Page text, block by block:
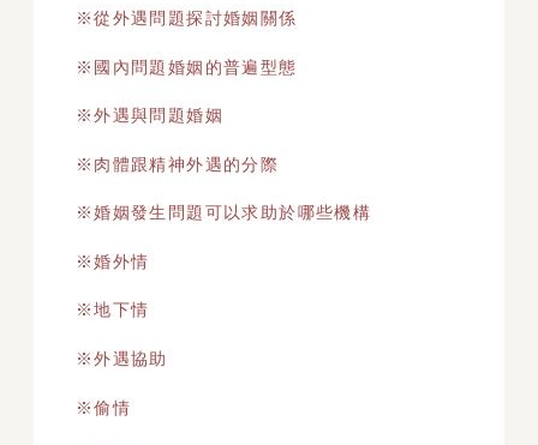
※從外遇問題探討婚姻關係
※國內問題婚姻的普遍型態
※外遇與問題婚姻
※肉體跟精神外遇的分際
※婚姻發生問題可以求助於哪些機構
※婚外情
※地下情
※外遇協助
※偷情